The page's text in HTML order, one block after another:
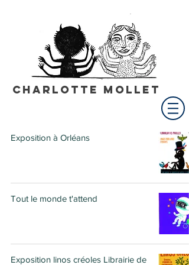
Charlotte Mollet
Exposition à Orléans
Tout le monde t'attend
Exposition linos créoles Librairie de